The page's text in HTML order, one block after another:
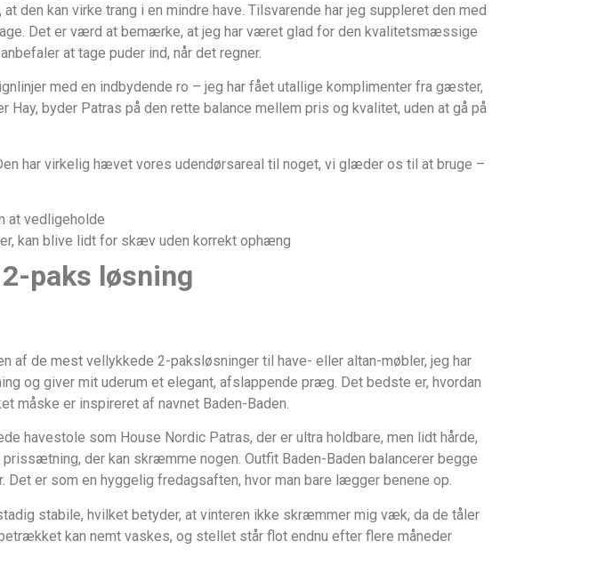
kan virke trang i en mindre have. Tilsvarende har jeg suppleret den med
Det er værd at bemærke, at jeg har været glad for den kvalitetsmæssige
at tage puder ind, når det regner.
med en indbydende ro – jeg har fået utallige komplimenter fra gæster,
byder Patras på den rette balance mellem pris og kvalitet, uden at gå på
har virkelig hævet vores udendørsareal til noget, vi glæder os til at bruge –
at vedligeholde
kan blive lidt for skæv uden korrekt ophæng
paks løsning
af de mest vellykkede 2-paksløsninger til have- eller altan-møbler, jeg har
og giver mit uderum et elegant, afslappende præg. Det bedste er, hvordan
måske er inspireret af navnet Baden-Baden.
havestole som House Nordic Patras, der er ultra holdbare, men lidt hårde,
der kan skræmme nogen. Outfit Baden-Baden balancerer begge
er som en hyggelig fredagsaften, hvor man bare lægger benene op.
stabile, hvilket betyder, at vinteren ikke skræmmer mig væk, da de tåler
kan nemt vaskes, og stellet står flot endnu efter flere måneder